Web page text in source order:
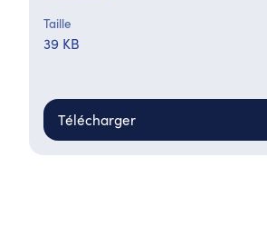
Taille
39 KB
Télécharger